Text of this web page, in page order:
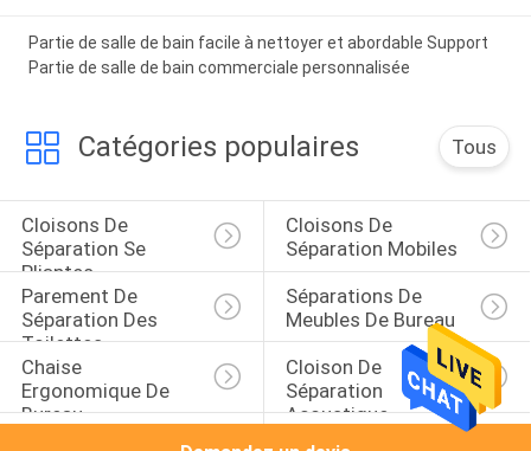
Partie de salle de bain facile à nettoyer et abordable Support
Partie de salle de bain commerciale personnalisée
Catégories populaires Tous
Cloisons De
Séparation Se
Pliantes
Cloisons De
Séparation Mobiles
Parement De
Séparation Des
Toilettes
Séparations De
Meubles De Bureau
Chaise
Ergonomique De
Bureau
Cloison De
Séparation
Acoustique
Séparations Saines